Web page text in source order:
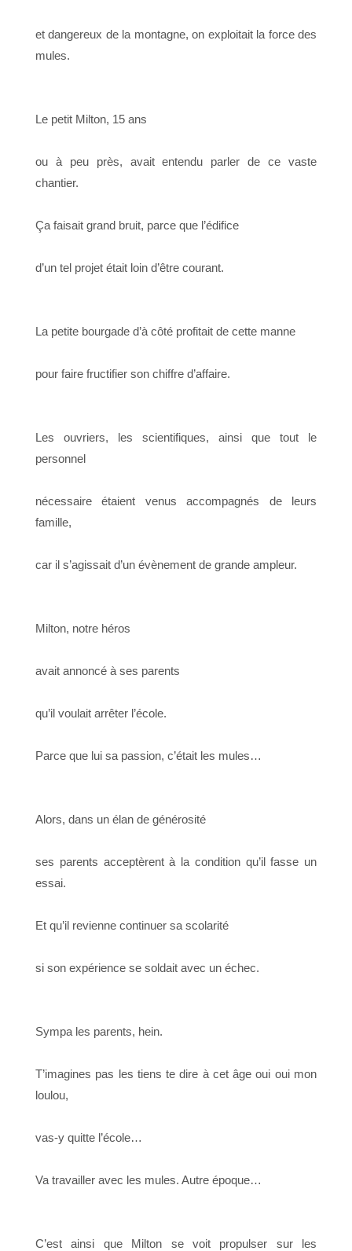
et dangereux de la montagne, on exploitait la force des
mules.
Le petit Milton, 15 ans
ou à peu près, avait entendu parler de ce vaste
chantier.
Ça faisait grand bruit, parce que l’édifice
d’un tel projet était loin d’être courant.
La petite bourgade d’à côté profitait de cette manne
pour faire fructifier son chiffre d’affaire.
Les ouvriers, les scientifiques, ainsi que tout le
personnel
nécessaire étaient venus accompagnés de leurs
famille,
car il s’agissait d’un évènement de grande ampleur.
Milton, notre héros
avait annoncé à ses parents
qu’il voulait arrêter l’école.
Parce que lui sa passion, c’était les mules…
Alors, dans un élan de générosité
ses parents acceptèrent à la condition qu’il fasse un
essai.
Et qu’il revienne continuer sa scolarité
si son expérience se soldait avec un échec.
Sympa les parents, hein.
T’imagines pas les tiens te dire à cet âge oui oui mon
loulou,
vas-y quitte l’école…
Va travailler avec les mules. Autre époque…
C’est ainsi que Milton se voit propulser sur les